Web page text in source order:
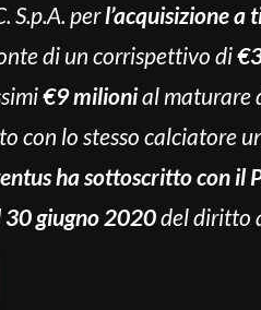
S.p.A. perl’acquisizione
di un corrispettivo di
€9 milionial maturare
con lo stesso calciatore
ha sottoscritto con il
giugno 2020del diritto